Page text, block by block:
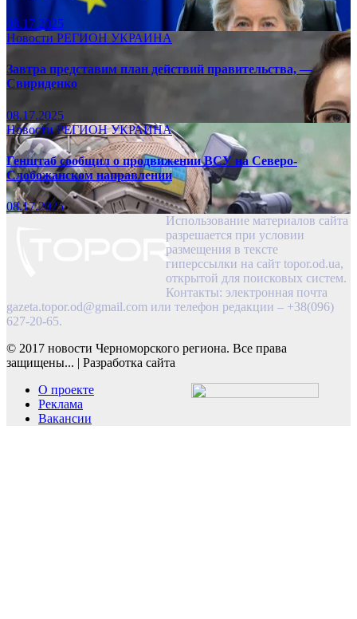
08.17.2025
Новости РЕГИОН УКРАИНА
Завтра представим план действий правительства, —
Свириденко
08.17.2025
НовостиРЕГИОНУКРАИНА
Генштаб сообщил о продвижении ВСУ на Северо-
Слобожанском направлении
08.17.2025
Использование материалов сайта
разрешается при условии
размещения в тексте
гиперссылки на сайт topor.od.ua,
открытой для поисковых систем.
Контакты: электронная почта
gazeta.topor.od@gmail.com или телефон редакции – +38(096)
627-20-65.
© 2017 новости Черноморского региона. Все права
защищены... | Разработка сайта
О проекте
Реклама
Вакансии